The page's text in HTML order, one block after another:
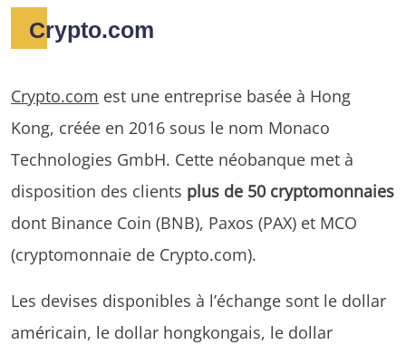
Crypto.com
Crypto.com est une entreprise basée à Hong
Kong, créée en 2016 sous le nom Monaco
Technologies GmbH. Cette néobanque met à
disposition des clients plus de 50 cryptomonnaies
dont Binance Coin (BNB), Paxos (PAX) et MCO
(cryptomonnaie de Crypto.com).
Les devises disponibles à l’échange sont le dollar
américain, le dollar hongkongais, le dollar